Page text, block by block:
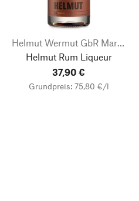
Helmut Wermut GbR Markus Weiß
Helmut Rum Liqueur
37,90 €
Grundpreis: 75,80 €/l